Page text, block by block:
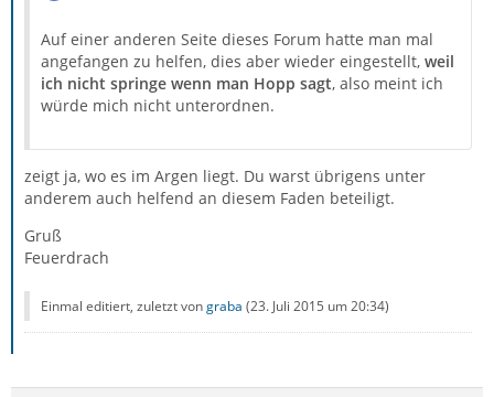
Auf einer anderen Seite dieses Forum hatte man mal
angefangen zu helfen, dies aber wieder eingestellt, weil
ich nicht springe wenn man Hopp sagt, also meint ich
würde mich nicht unterordnen.
zeigt ja, wo es im Argen liegt. Du warst übrigens unter
anderem auch helfend an diesem Faden beteiligt.
Gruß
Feuerdrach
Einmal editiert, zuletzt vongraba (23. Juli 2015 um 20:34)